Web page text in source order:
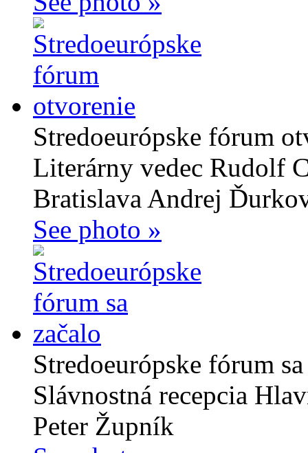
Stredoeurópske fórum
Literárny vedec Rudolf
Bratislava Andrej
See photo »
Stredoeurópske fórum
Slávnostná recepcia
Peter Župník